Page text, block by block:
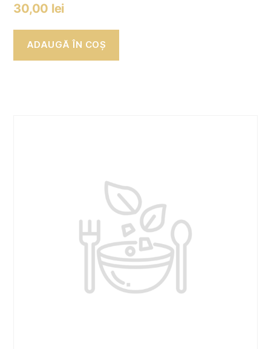
30,00 lei
ADAUGĂ ÎN COȘ